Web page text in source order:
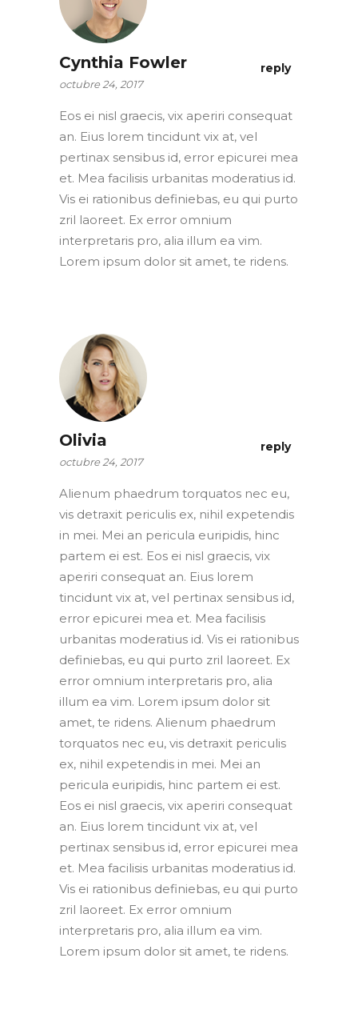
Cynthia Fowler
octubre 24, 2017
reply
Eos ei nisl graecis, vix aperiri consequat
an. Eius lorem tincidunt vix at, vel
pertinax sensibus id, error epicurei mea
et. Mea facilisis urbanitas moderatius id.
Vis ei rationibus definiebas, eu qui purto
zril laoreet. Ex error omnium
interpretaris pro, alia illum ea vim.
Lorem ipsum dolor sit amet, te ridens.
Olivia
octubre 24, 2017
reply
Alienum phaedrum torquatos nec eu,
vis detraxit periculis ex, nihil expetendis
in mei. Mei an pericula euripidis, hinc
partem ei est. Eos ei nisl graecis, vix
aperiri consequat an. Eius lorem
tincidunt vix at, vel pertinax sensibus id,
error epicurei mea et. Mea facilisis
urbanitas moderatius id. Vis ei rationibus
definiebas, eu qui purto zril laoreet. Ex
error omnium interpretaris pro, alia
illum ea vim. Lorem ipsum dolor sit
amet, te ridens. Alienum phaedrum
torquatos nec eu, vis detraxit periculis
ex, nihil expetendis in mei. Mei an
pericula euripidis, hinc partem ei est.
Eos ei nisl graecis, vix aperiri consequat
an. Eius lorem tincidunt vix at, vel
pertinax sensibus id, error epicurei mea
et. Mea facilisis urbanitas moderatius id.
Vis ei rationibus definiebas, eu qui purto
zril laoreet. Ex error omnium
interpretaris pro, alia illum ea vim.
Lorem ipsum dolor sit amet, te ridens.